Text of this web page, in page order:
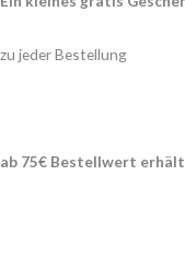
zu jeder Bestellung
ab 75€ Bestellwert